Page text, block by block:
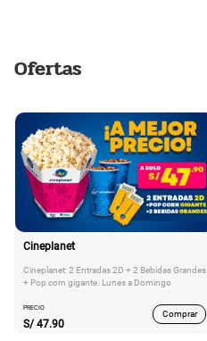
Ofertas
Cineplanet
Cineplanet: 2 Entradas 2D + 2 Bebidas Grandes
+ Pop corn gigante. Lunes a Domingo
PRECIO
S/ 47.90
Comprar